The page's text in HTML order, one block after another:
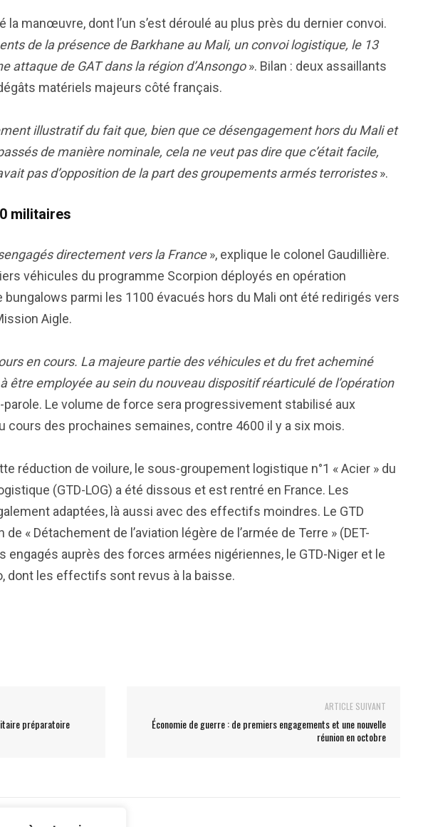
manœuvre, dont l’un s’est déroulé au plus près du dernier convoi.
de la présence de Barkhane au Mali, un convoi logistique, le 13
attaque de GAT dans la région d’Ansongo». Bilan : deux assaillants
matériels majeurs côté français.
illustratif du fait que, bien que ce désengagement hors du Mali et
de manière nominale, cela ne veut pas dire que c’était facile,
pas d’opposition de la part des groupements armés terroristes».
militaires
directement vers la France», explique le colonel Gaudillière.
véhicules du programme Scorpion déployés en opération
bungalows parmi les 1100 évacués hors du Mali ont été redirigés vers
Aigle.
en cours. La majeure partie des véhicules et du fret acheminé
être employée au sein du nouveau dispositif réarticulé de l’opération
Le volume de force sera progressivement stabilisé aux
cours des prochaines semaines, contre 4600 il y a six mois.
réduction de voilure, le sous-groupement logistique n°1 « Acier » du
(GTD-LOG) a été dissous et est rentré en France. Les
adaptées, là aussi avec des effectifs moindres. Le GTD
« Détachement de l’aviation légère de l’armée de Terre » (DET-
engagés auprès des forces armées nigériennes, le GTD-Niger et le
dont les effectifs sont revus à la baisse.
préparatoire
ARTICLE SUIVANT
Économie de guerre : de premiers engagements et une nouvelle
réunion en octobre